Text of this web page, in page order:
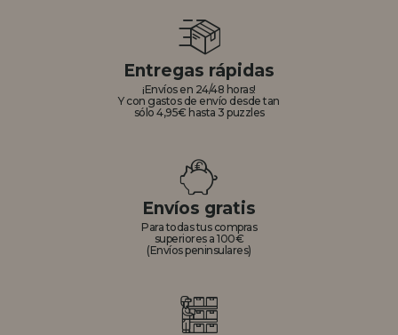
Entregas rápidas
¡Envíos en 24/48 horas!
Y con gastos de envío desde tan
sólo 4,95€ hasta 3 puzzles
Envíos gratis
Para todas tus compras
superiores a 100€
(Envíos peninsulares)